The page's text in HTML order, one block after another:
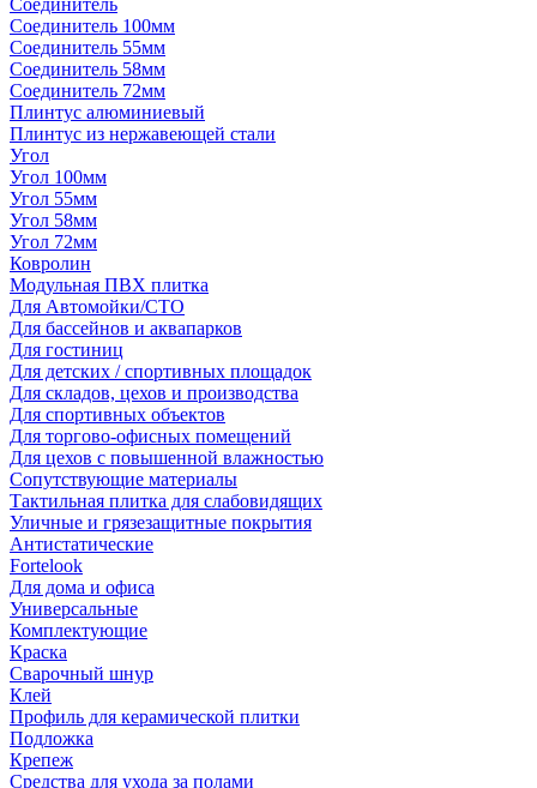
Соединитель
Соединитель 100мм
Соединитель 55мм
Соединитель 58мм
Соединитель 72мм
Плинтус алюминиевый
Плинтус из нержавеющей стали
Угол
Угол 100мм
Угол 55мм
Угол 58мм
Угол 72мм
Ковролин
Модульная ПВХ плитка
Для Автомойки/СТО
Для бассейнов и аквапарков
Для гостиниц
Для детских / спортивных площадок
Для складов, цехов и производства
Для спортивных объектов
Для торгово-офисных помещений
Для цехов с повышенной влажностью
Сопутствующие материалы
Тактильная плитка для слабовидящих
Уличные и грязезащитные покрытия
Антистатические
Fortelook
Для дома и офиса
Универсальные
Комплектующие
Краска
Сварочный шнур
Клей
Профиль для керамической плитки
Подложка
Крепеж
Средства для ухода за полами